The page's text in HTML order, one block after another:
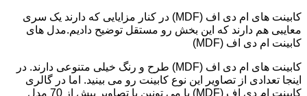
کابینت های ام دی اف (MDF) در کنار مزایایی که دارند یک سری
معایبی هم دارند که این بخش رو مستقل توضیح دادیم.مدل های
کابینت ام دی اف (MDF)
کابینت های ام دی اف (MDF) طرح و رنگ خیلی متنوعی دارند. در
اینجا تعدادی از تصاویر این نوع کابینت رو می بینید. اما در گالری
کابینت ام دی اف (MDF) با می تونین با تصاویر بیش از 70 مدل